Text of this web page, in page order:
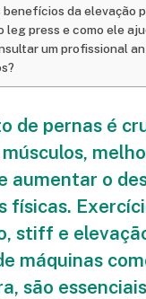
benefícios da elevação
leg press e como ele
um profissional
de pernas é
aumentar o
físicas.
stiff e
máquinas
são